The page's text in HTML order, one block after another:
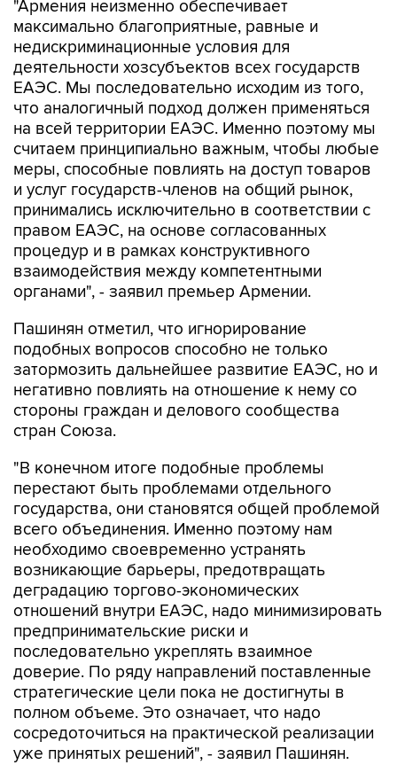
"Армения неизменно обеспечивает
максимально благоприятные, равные и
недискриминационные условия для
деятельности хозсубъектов всех государств
ЕАЭС. Мы последовательно исходим из того,
что аналогичный подход должен применяться
на всей территории ЕАЭС. Именно поэтому мы
считаем принципиально важным, чтобы любые
меры, способные повлиять на доступ товаров
и услуг государств-членов на общий рынок,
принимались исключительно в соответствии с
правом ЕАЭС, на основе согласованных
процедур и в рамках конструктивного
взаимодействия между компетентными
органами", - заявил премьер Армении.
Пашинян отметил, что игнорирование
подобных вопросов способно не только
затормозить дальнейшее развитие ЕАЭС, но и
негативно повлиять на отношение к нему со
стороны граждан и делового сообщества
стран Союза.
"В конечном итоге подобные проблемы
перестают быть проблемами отдельного
государства, они становятся общей проблемой
всего объединения. Именно поэтому нам
необходимо своевременно устранять
возникающие барьеры, предотвращать
деградацию торгово-экономических
отношений внутри ЕАЭС, надо минимизировать
предпринимательские риски и
последовательно укреплять взаимное
доверие. По ряду направлений поставленные
стратегические цели пока не достигнуты в
полном объеме. Это означает, что надо
сосредоточиться на практической реализации
уже принятых решений", - заявил Пашинян.